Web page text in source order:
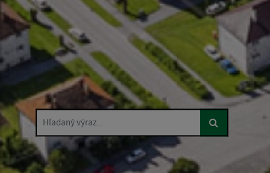
Hľadaný výraz...